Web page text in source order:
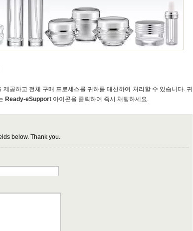
공하고 전체 구매 프로세스를 귀하를 대신하여 처리할 수 있습니다. 귀
Ready-eSupport 아이콘을 클릭하여 즉시 채팅하세요.